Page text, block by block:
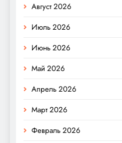
Август 2026
Июль 2026
Июнь 2026
Май 2026
Апрель 2026
Март 2026
Февраль 2026